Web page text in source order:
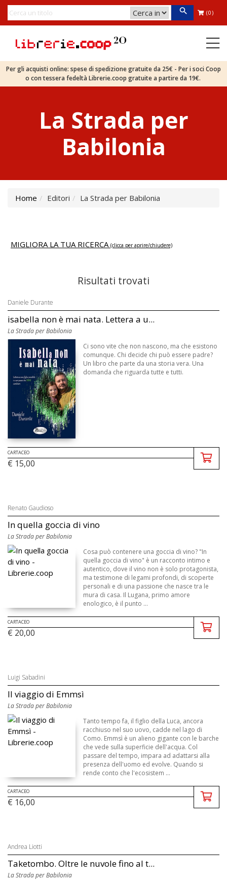
(0)
Per gli acquisti online: spese di spedizione gratuite da 25€ - Per i soci Coop
o con tessera fedeltà Librerie.coop gratuite a partire da 19€.
La Strada per
Babilonia
Home Editori La Strada per Babilonia
MIGLIORA LA TUA RICERCA (clicca per aprire/chiudere)
Risultati trovati
Daniele Durante
isabella non è mai nata. Lettera a u...
La Strada per Babilonia
Ci sono vite che non nascono, ma che esistono
comunque. Chi decide chi può essere padre?
Un libro che parte da una storia vera. Una
domanda che riguarda tutte e tutti.
CARTACEO
€ 15,00
Renato Gaudioso
In quella goccia di vino
La Strada per Babilonia
Cosa può contenere una goccia di vino? "In
quella goccia di vino" è un racconto intimo e
autentico, dove il vino non è solo protagonista,
ma testimone di legami profondi, di scoperte
personali e di una passione che nasce tra le
mura di casa. Il Lugana, primo amore
enologico, è il punto ...
CARTACEO
€ 20,00
Luigi Sabadini
Il viaggio di Emmsì
La Strada per Babilonia
Tanto tempo fa, il figlio della Luca, ancora
racchiuso nel suo uovo, cadde nel lago di
Como. Emmsì è un alieno gigante con le barche
che vede sulla superficie dell'acqua. Col
passare del tempo, impara ad adattarsi alla
presenza dell'uomo ed evolve. Quando si
rende conto che l'ecosistem ...
CARTACEO
€ 16,00
Andrea Liotti
Taketombo. Oltre le nuvole fino al t...
La Strada per Babilonia